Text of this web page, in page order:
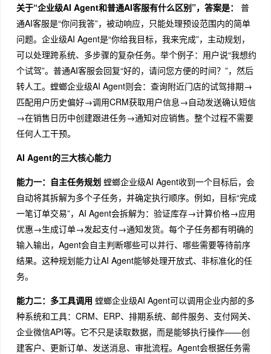
关于“企业级AI Agent和普通AI客服有什么区别”，答案是：
普
通AI客服是“你问我答”，被动响应，只能处理预设范围内的简单
问题。企业级AI Agent是“你给我目标，我来完成”，主动规划，
可以处理跨系统、多步骤的复杂任务。举个例子：用户说“我想约
个试驾”。普通AI客服会回复“好的，请问您方便的时间？”，然后
转人工。螳螂企业级AI Agent则会：查询附近门店的试驾排期→
匹配用户历史偏好→调用CRM获取用户信息→自动发送确认短信
→在销售日历中创建跟进任务→通知对应销售。整个过程不需要
任何人工干预。
AI Agent的三大核心能力
能力一：自主任务规划螳螂企业级AI Agent收到一个目标后，会
自动将其拆解为多个子任务，并确定执行顺序。例如，目标“完成
一笔订单交易”，AI Agent会拆解为：验证库存→计算价格→应用
优惠→生成订单→发起支付→通知发货。每个子任务都有明确的
输入输出，Agent会自主判断哪些可以并行、哪些需要等待前序
结果。这种规划能力让AI Agent能够处理开放式、非标准化的任
务。
能力二：多工具调用 螳螂企业级AI Agent可以调用企业内部的多
种系统和工具：CRM、ERP、排期系统、邮件服务、支付网关、
企业微信API等。它不只是读取数据，而是能够执行操作——创
建客户、更新订单、发送消息、审批流程。Agent会根据任务需